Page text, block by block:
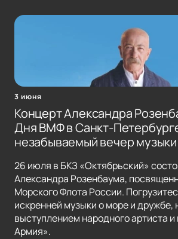
3 июня
Концерт Александра
Дня ВМФ в Санкт-
незабываемый вечер
26 июля в БКЗ «Октябрьский»
Александра Розенбаума,
Морского Флота России.
искренней музыки о море и дружбе,
выступлением народного артиста
Армия».